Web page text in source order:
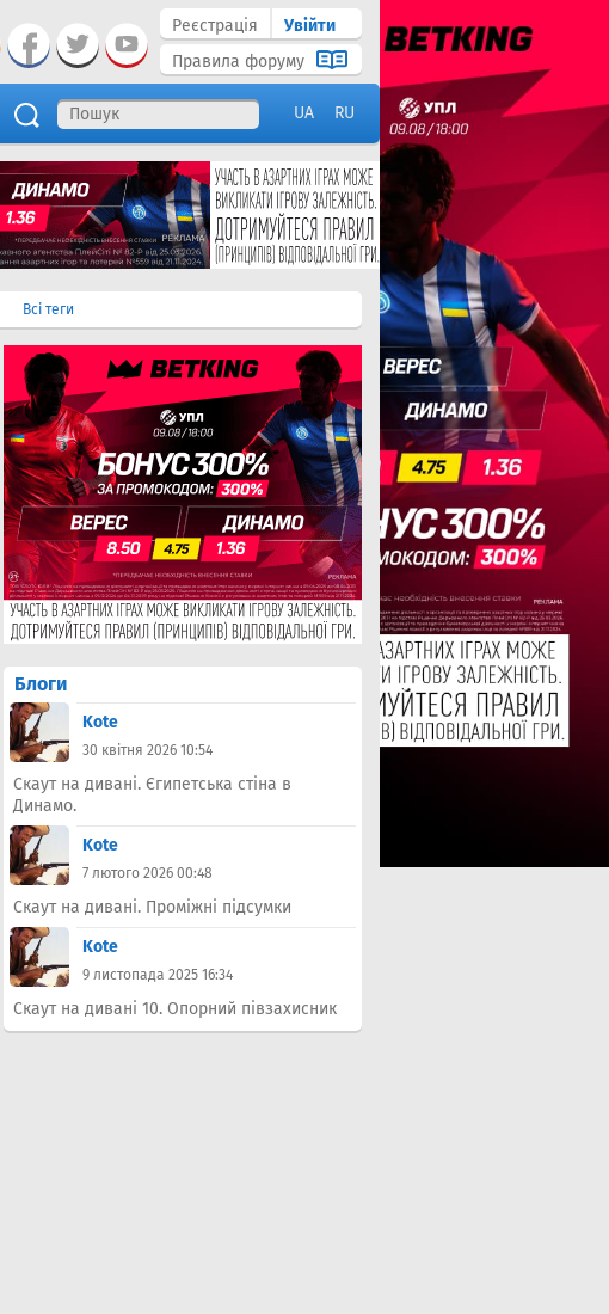
Реєстрація
Увійти
Правила форуму
UA RU
Всі теги
Блоги
Kote
30 квітня 2026 10:54
Скаут на дивані. Єгипетська стіна в
Динамо.
Kote
7 лютого 2026 00:48
Скаут на дивані. Проміжні підсумки
Kote
9 листопада 2025 16:34
Скаут на дивані 10. Опорний півзахисник